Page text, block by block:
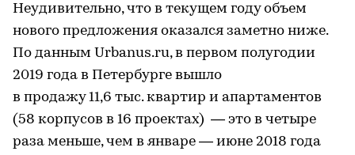
Неудивительно, что в текущем году объем
нового предложения оказался заметно ниже.
По данным Urbanus.ru, в первом полугодии
2019 года в Петербурге вышло
в продажу 11,6 тыс. квартир и апартаментов
(58 корпусов в 16 проектах) — это в четыре
раза меньше, чем в январе — июне 2018 года